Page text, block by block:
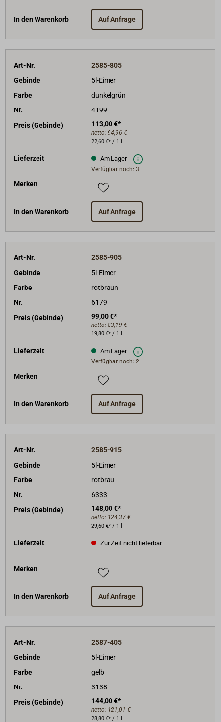
In den Warenkorb Auf Anfrage
Art-Nr.
2585-805
Gebinde
5l-Eimer
Farbe
dunkelgrün
Nr.
4199
Preis (Gebinde)
113,00 €*
netto: 94,96 €
22,60 €* / 1 l
Lieferzeit Am Lager
Verfügbar noch: 3
Merken
In den Warenkorb Auf Anfrage
Art-Nr.
2585-905
Gebinde
5l-Eimer
Farbe
rotbraun
Nr.
6179
Preis (Gebinde)
99,00 €*
netto: 83,19 €
19,80 €* / 1 l
Lieferzeit Am Lager
Verfügbar noch: 2
Merken
In den Warenkorb Auf Anfrage
Art-Nr.
2585-915
Gebinde
5l-Eimer
Farbe
rotbrau
Nr.
6333
Preis (Gebinde)
148,00 €*
netto: 124,37 €
29,60 €* / 1 l
Lieferzeit Zur Zeit nicht lieferbar
Merken
In den Warenkorb Auf Anfrage
Art-Nr.
2587-405
Gebinde
5l-Eimer
Farbe
gelb
Nr.
3138
Preis (Gebinde)
144,00 €*
netto: 121,01 €
28,80 €* / 1 l